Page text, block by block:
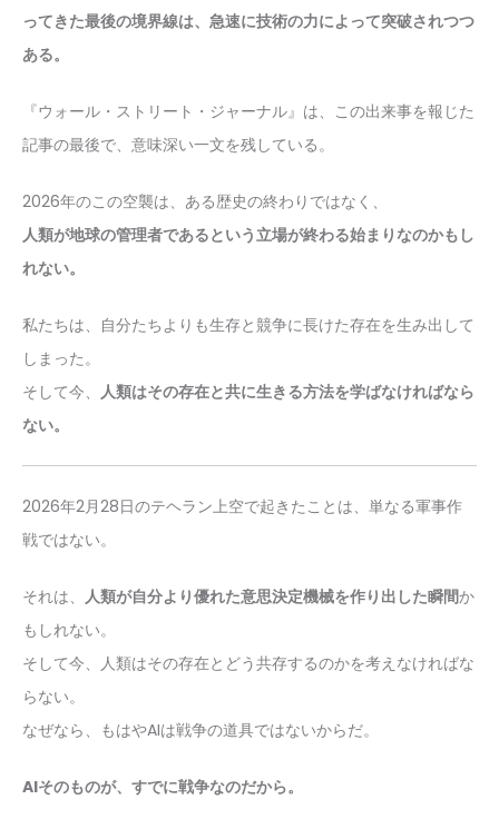
ってきた最後の境界線は、急速に技術の力によって突破されつつ
ある。
『ウォール・ストリート・ジャーナル』は、この出来事を報じた
記事の最後で、意味深い一文を残している。
2026年のこの空襲は、ある歴史の終わりではなく、
人類が地球の管理者であるという立場が終わる始まりなのかもし
れない。
私たちは、自分たちよりも生存と競争に長けた存在を生み出して
しまった。
そして今、 人類はその存在と共に生きる方法を学ばなければなら
ない。
2026年2月28日のテヘラン上空で起きたことは、単なる軍事作
戦ではない。
それは、 人類が自分より優れた意思決定機械を作り出した瞬間か
もしれない。
そして今、人類はその存在とどう共存するのかを考えなければな
らない。
なぜなら、もはやAIは戦争の道具ではないからだ。
AIそのものが、すでに戦争なのだから。